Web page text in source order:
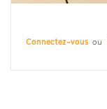
Connectez-vous ou